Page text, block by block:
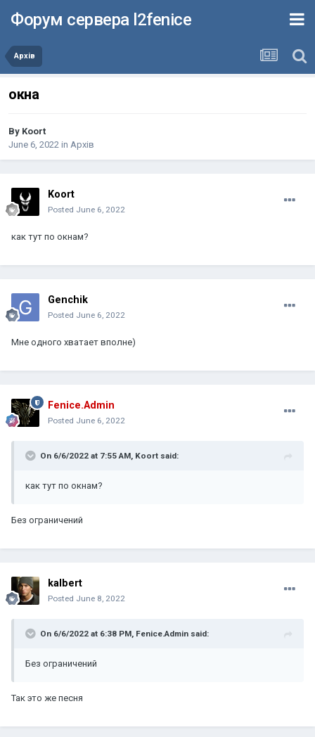
Форум сервера l2fenice
Архів
окна
By Koort
June 6, 2022 in Архів
Koort
Posted June 6, 2022
как тут по окнам?
Genchik
Posted June 6, 2022
Мне одного хватает вполне)
Fenice.Admin
Posted June 6, 2022
On 6/6/2022 at 7:55 AM, Koort said:
как тут по окнам?
Без ограничений
kalbert
Posted June 8, 2022
On 6/6/2022 at 6:38 PM, Fenice.Admin said:
Без ограничений
Так это же песня